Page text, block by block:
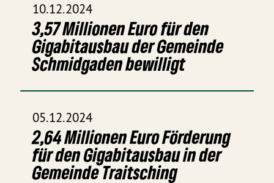
10.12.2024
3,57 Millionen Euro für den
Gigabitausbau der Gemeinde
Schmidgaden bewilligt
05.12.2024
2,64 Millionen Euro Förderung
für den Gigabitausbau in der
Gemeinde Traitsching